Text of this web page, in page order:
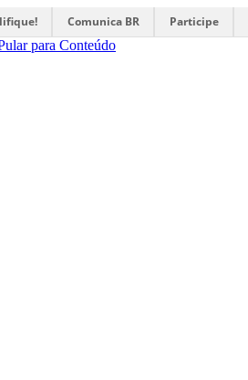
Comunica BR Participe
para Conteúdo